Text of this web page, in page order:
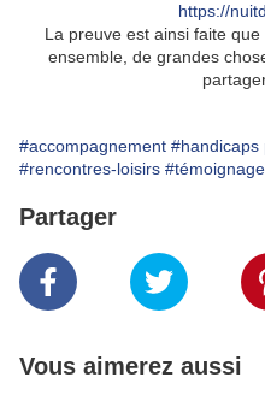
https://
La preuve est ainsi faite
ensemble, de grandes
#accompagnement #handicaps
#rencontres-loisirs #témoignage
Partager
Vous aimerez aussi